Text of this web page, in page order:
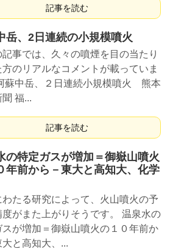
記事を読む
岳、2日連続の小規模噴火
事では、久々の噴煙を目の当たり
方のリアルなコメントが載っていま
蘇中岳、２日連続小規模噴火 熊本
聞 福...
記事を読む
の特定ガスが増加＝御嶽山噴火
年前から－東大と高知大、化学
わたる研究によって、火山噴火の予
度がまた上がりそうです。 温泉水の
スが増加＝御嶽山噴火の１０年前か
大と高知大、...